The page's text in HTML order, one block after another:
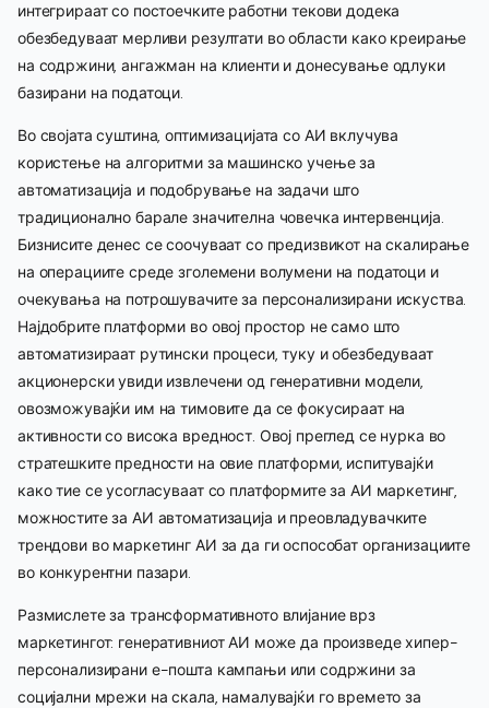
интегрираат со постоечките работни текови додека
обезбедуваат мерливи резултати во области како креирање
на содржини, ангажман на клиенти и донесување одлуки
базирани на податоци.
Во својата суштина, оптимизацијата со АИ вклучува
користење на алгоритми за машинско учење за
автоматизација и подобрување на задачи што
традиционално барале значителна човечка интервенција.
Бизнисите денес се соочуваат со предизвикот на скалирање
на операциите среде зголемени волумени на податоци и
очекувања на потрошувачите за персонализирани искуства.
Најдобрите платформи во овој простор не само што
автоматизираат рутински процеси, туку и обезбедуваат
акционерски увиди извлечени од генеративни модели,
овозможувајќи им на тимовите да се фокусираат на
активности со висока вредност. Овој преглед се нурка во
стратешките предности на овие платформи, испитувајќи
како тие се усогласуваат со платформите за АИ маркетинг,
можностите за АИ автоматизација и преовладувачките
трендови во маркетинг АИ за да ги оспособат организациите
во конкурентни пазари.
Размислете за трансформативното влијание врз
маркетингот: генеративниот АИ може да произведе хипер-
персонализирани е-пошта кампањи или содржини за
социјални мрежи на скала, намалувајќи го времето за